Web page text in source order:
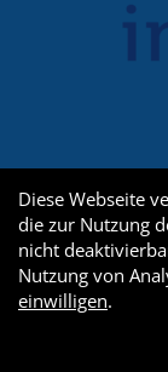
Diese Webseite
die zur Nutzung
nicht
Nutzung von
einwilligen.